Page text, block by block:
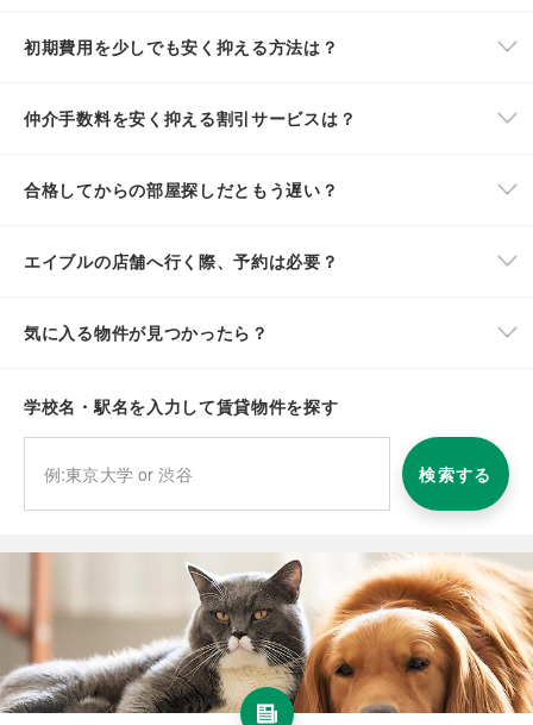
初期費用を少しでも安く抑える方法は？
仲介手数料を安く抑える割引サービスは？
合格してからの部屋探しだともう遅い？
エイブルの店舗へ行く際、予約は必要？
気に入る物件が見つかったら？
学校名・駅名を入力して賃貸物件を探す
検索する